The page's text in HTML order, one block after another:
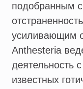
подобранным
усиливающим
Anthesteria
деятельность
известных